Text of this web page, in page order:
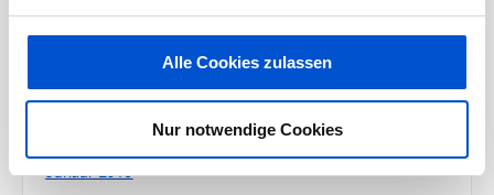
Alle Cookies zulassen
Nur notwendige Cookies
Mai 2019
März 2019
Januar 2019